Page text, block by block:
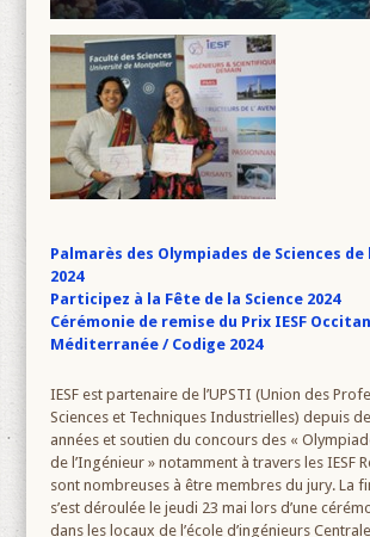
Palmarès des Olympiades de Sciences de
2024
Participez à la Fête de la Science 2024
Cérémonie de remise du Prix IESF
Méditerranée / Codige 2024
IESF est partenaire de l’UPSTI (Union des
Sciences et Techniques Industrielles) depuis
années et soutien du concours des «
de l’Ingénieur » notamment à travers les IESF
sont nombreuses à être membres du jury. La
s’est déroulée le jeudi 23 mai lors d’une
dans les locaux de l’école d’ingénieurs